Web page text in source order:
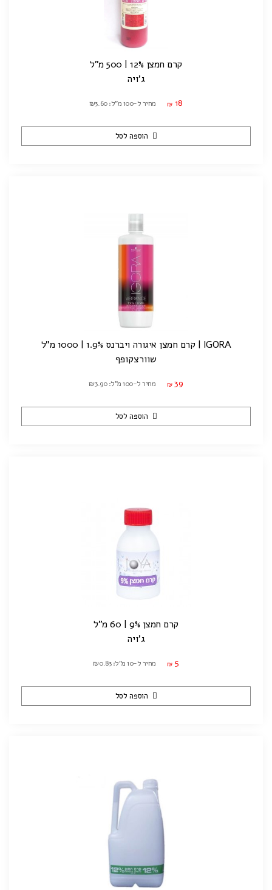
קרם חמצן 12% | 500 מ"ל
ג'ויה
₪ 18 מחיר ל-100 מ"ל: ₪3.60
הוספה לסל
IGORA | קרם חמצן איגורה ויברנס 1.9% | 1000 מ"ל
שוורצקופף
₪ 39 מחיר ל-100 מ"ל: ₪3.90
הוספה לסל
קרם חמצן 9% | 60 מ"ל
ג'ויה
₪ 5 מחיר ל-10 מ"ל: ₪0.83
הוספה לסל